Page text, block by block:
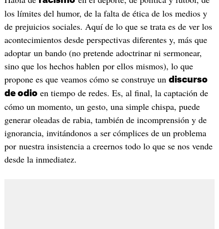
los límites del humor, de la falta de ética de los medios y
de prejuicios sociales. Aquí de lo que se trata es de ver los
acontecimientos desde perspectivas diferentes y, más que
adoptar un bando (no pretende adoctrinar ni sermonear,
sino que los hechos hablen por ellos mismos), lo que
propone es que veamos cómo se construye un discurso
de odio en tiempo de redes. Es, al final, la captación de
cómo un momento, un gesto, una simple chispa, puede
generar oleadas de rabia, también de incomprensión y de
ignorancia, invitándonos a ser cómplices de un problema
por nuestra insistencia a creernos todo lo que se nos vende
desde la inmediatez.